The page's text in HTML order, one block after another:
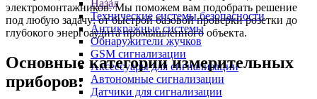
Назад
Технические системы безопасности
Антикражные системы
Обнаружители жучков
GSM сигнализации
Аксессуары для сигнализации
Автономные сигнализации
Датчики для сигнализации
электромонтажников. Мы поможем вам подобрать решение
под любую задачу: от быстрой базовой проверки розетки до
глубокого энергоаудита промышленного объекта.
Основные категории измерительных
приборов: